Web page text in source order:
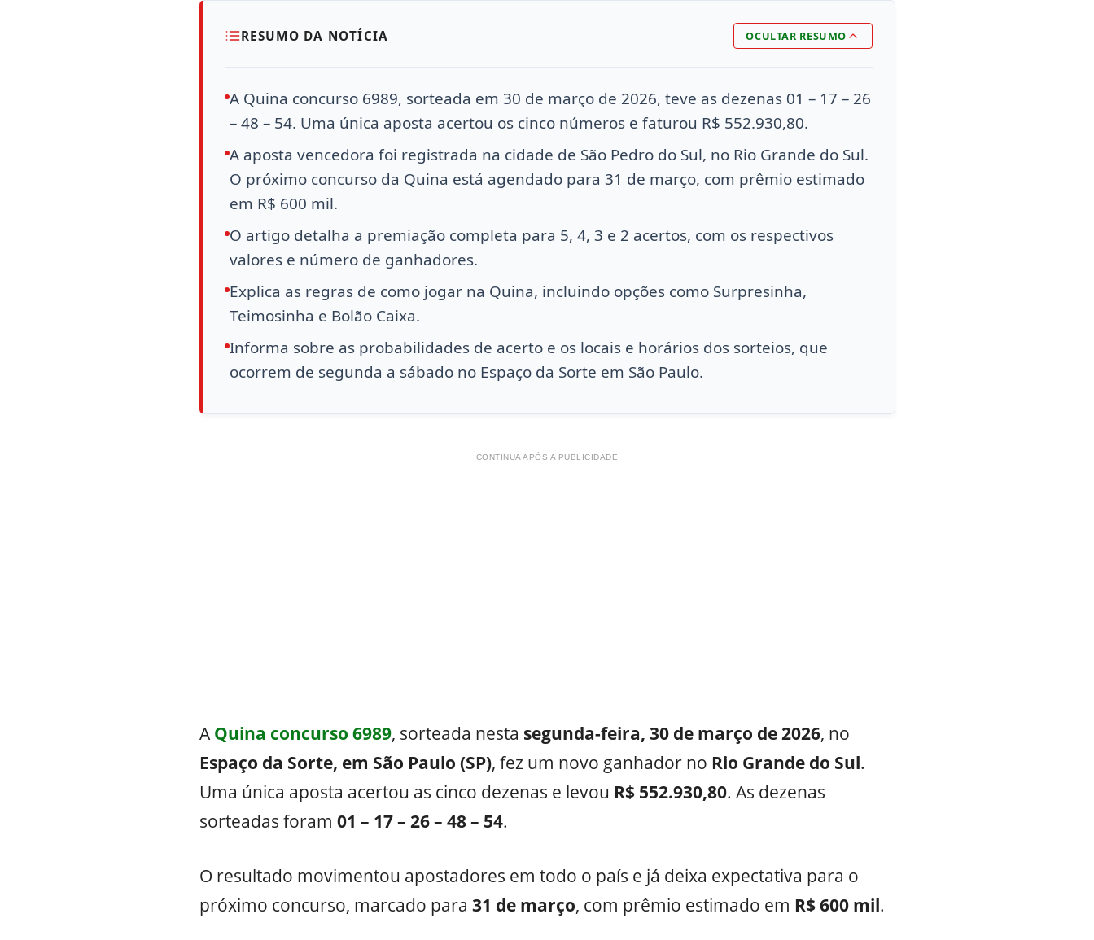
RESUMO DA NOTÍCIA OCULTAR RESUMO
A Quina concurso 6989, sorteada em 30 de março de 2026, teve as dezenas 01 – 17 – 26
– 48 – 54. Uma única aposta acertou os cinco números e faturou R$ 552.930,80.
A aposta vencedora foi registrada na cidade de São Pedro do Sul, no Rio Grande do Sul.
O próximo concurso da Quina está agendado para 31 de março, com prêmio estimado
em R$ 600 mil.
O artigo detalha a premiação completa para 5, 4, 3 e 2 acertos, com os respectivos
valores e número de ganhadores.
Explica as regras de como jogar na Quina, incluindo opções como Surpresinha,
Teimosinha e Bolão Caixa.
Informa sobre as probabilidades de acerto e os locais e horários dos sorteios, que
ocorrem de segunda a sábado no Espaço da Sorte em São Paulo.
CONTINUA APÓS A PUBLICIDADE
AQuina concurso 6989, sorteada nesta segunda-feira, 30 de março de 2026, no
Espaço da Sorte, em São Paulo (SP), fez um novo ganhador no Rio Grande do Sul.
Uma única aposta acertou as cinco dezenas e levou R$ 552.930,80. As dezenas
sorteadas foram 01 – 17 – 26 – 48 – 54.
O resultado movimentou apostadores em todo o país e já deixa expectativa para o
próximo concurso, marcado para 31 de março, com prêmio estimado em R$ 600 mil.